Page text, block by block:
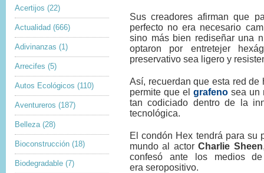
Acertijos (22)
Actualidad (666)
Adivinanzas (1)
Arrecifes (5)
Autos Ecológicos (110)
Aventureros (187)
Belleza (28)
Bioconstrucción (18)
Biodegradable (7)
Sus creadores afirman que
perfecto no era necesario
sino más bien rediseñar una
optaron por entretejer
preservativo sea ligero y
Así, recuerdan que esta red de
permite que el grafeno sea un
tan codiciado dentro de la
tecnológica.
El condón Hex tendrá para su
mundo al actorCharlie Sheen
confesó ante los medios
era seropositivo.